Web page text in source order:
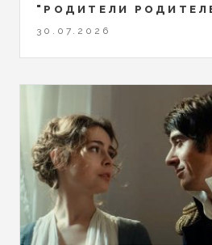
"РОДИТЕЛИ
30.07.2026